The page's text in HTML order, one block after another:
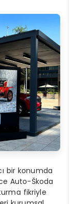
bir konumda
Auto-Škoda
fikriyle